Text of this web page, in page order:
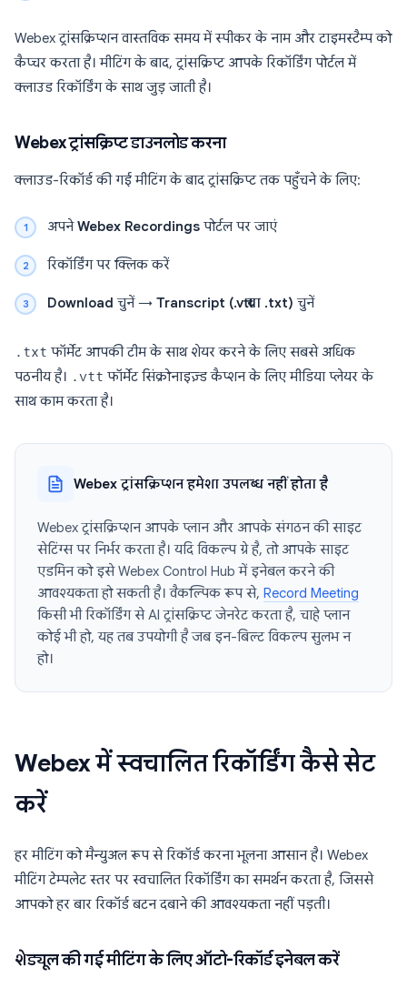
Webex ट्रांसक्रिप्शन वास्तविक समय में स्पीकर के नाम और टाइमस्टैम्प को
कैप्चर करता है। मीटिंग के बाद, ट्रांसक्रिप्ट आपके रिकॉर्डिंग पोर्टल में
क्लाउड रिकॉर्डिंग के साथ जुड़ जाती है।
Webex ट्रांसक्रिप्ट डाउनलोड करना
क्लाउड-रिकॉर्ड की गई मीटिंग के बाद ट्रांसक्रिप्ट तक पहुँचने के लिए:
अपनेWebex Recordings पोर्टल पर जाएं
रिकॉर्डिंग पर क्लिक करें
Download चुनें → Transcript (.vtt या .txt) चुनें
.txt फॉर्मेट आपकी टीम के साथ शेयर करने के लिए सबसे अधिक
पठनीय है। .vtt फॉर्मेट सिंक्रोनाइज़्ड कैप्शन के लिए मीडिया प्लेयर के
साथ काम करता है।
Webex ट्रांसक्रिप्शन हमेशा उपलब्ध नहीं होता है
Webex ट्रांसक्रिप्शन आपके प्लान और आपके संगठन की साइट
सेटिंग्स पर निर्भर करता है। यदि विकल्प ग्रे है, तो आपके साइट
एडमिन को इसे Webex Control Hub में इनेबल करने की
आवश्यकता हो सकती है। वैकल्पिक रूप से, Record Meeting
किसी भी रिकॉर्डिंग से AI ट्रांसक्रिप्ट जेनरेट करता है, चाहे प्लान
कोई भी हो, यह तब उपयोगी है जब इन-बिल्ट विकल्प सुलभ न
हो।
Webex में स्वचालित रिकॉर्डिंग कैसे सेट
करें
हर मीटिंग को मैन्युअल रूप से रिकॉर्ड करना भूलना आसान है। Webex
मीटिंग टेम्पलेट स्तर पर स्वचालित रिकॉर्डिंग का समर्थन करता है, जिससे
आपको हर बार रिकॉर्ड बटन दबाने की आवश्यकता नहीं पड़ती।
शेड्यूल की गई मीटिंग के लिए ऑटो-रिकॉर्ड इनेबल करें